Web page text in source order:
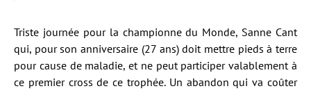
Triste journée pour la championne du Monde, Sanne Cant
qui, pour son anniversaire (27 ans) doit mettre pieds à terre
pour cause de maladie, et ne peut participer valablement à
ce premier cross de ce trophée. Un abandon qui va coûter